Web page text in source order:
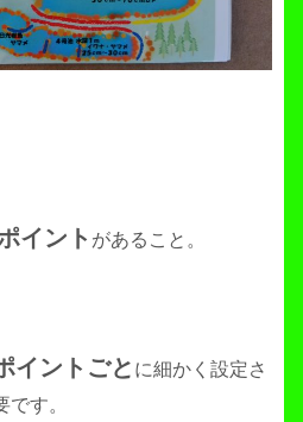
イント があること。
イントごと に細かく設定さ
す。